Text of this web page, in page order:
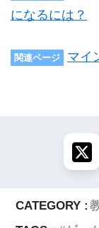
になるには？
関連ページ マイ
CATEGORY :